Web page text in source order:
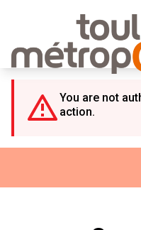
You are not
action.